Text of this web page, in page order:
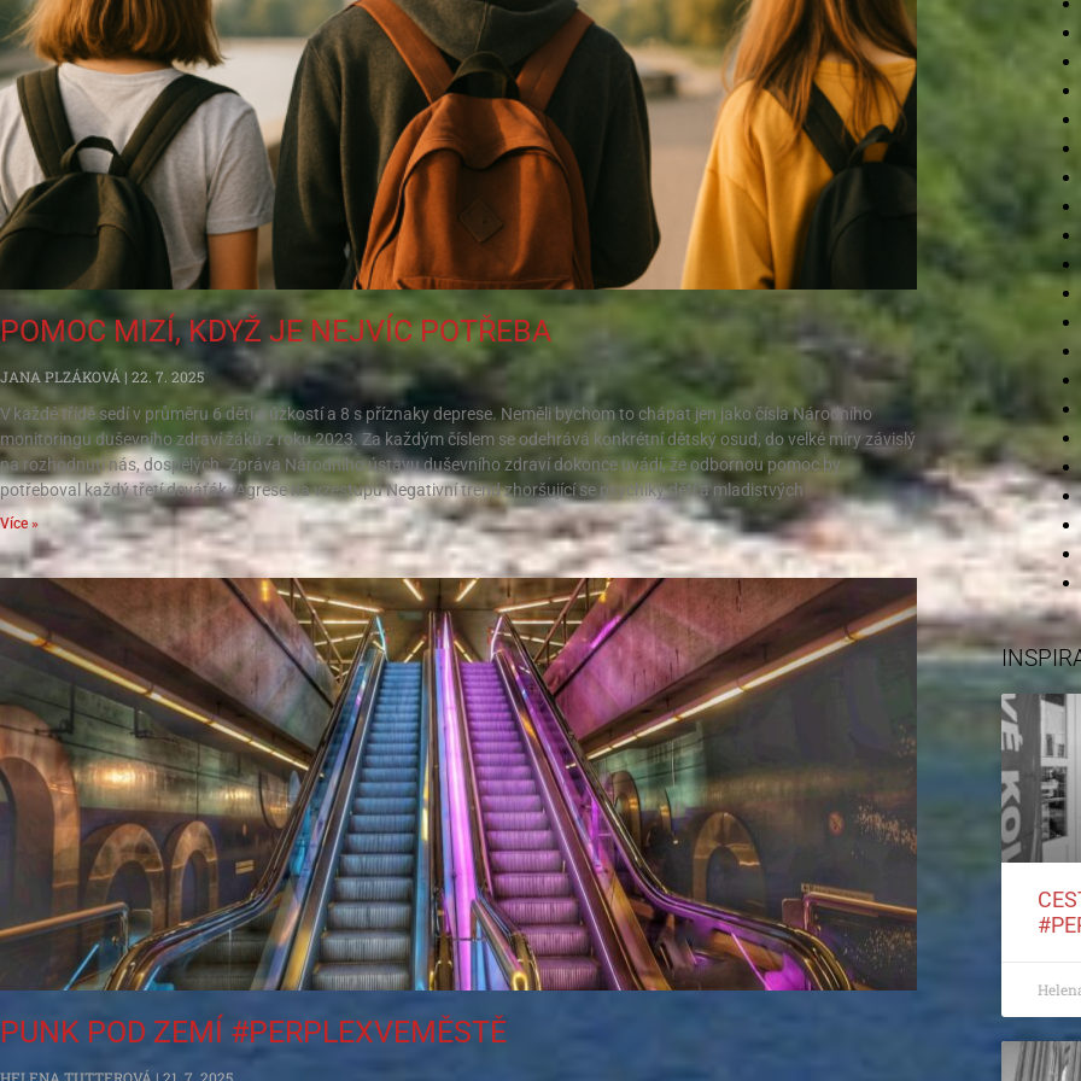
POMOC MIZÍ, KDYŽ JE NEJVÍC POTŘEBA
JANA PLZÁKOVÁ
22. 7. 2025
V každé třídě sedí v průměru 6 dětí s úzkostí a 8 s příznaky deprese. Neměli bychom to chápat jen jako čísla Národního
monitoringu duševního zdraví žáků z roku 2023. Za každým číslem se odehrává konkrétní dětský osud, do velké míry závislý
na rozhodnutí nás, dospělých. Zpráva Národního ústavu duševního zdraví dokonce uvádí, že odbornou pomoc by
potřeboval každý třetí deváťák. Agrese na vzestupu Negativní trend zhoršující se psychiky dětí a mladistvých
Více »
PUNK POD ZEMÍ #PERPLEXVEMĚSTĚ